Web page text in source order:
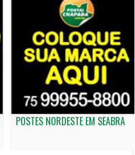
POSTES NORDESTE EM SEABRA